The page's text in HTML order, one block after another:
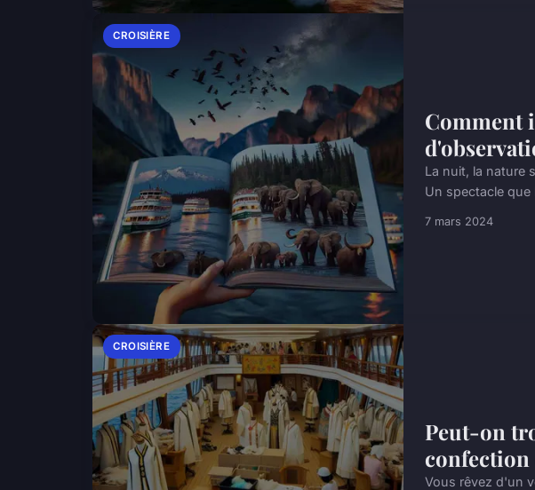
CROISIÈRE
Comment
La nuit, la nature
Un spectacle
7 mars 2024
CROISIÈRE
Peut-on
confection
Vous rêvez d'un